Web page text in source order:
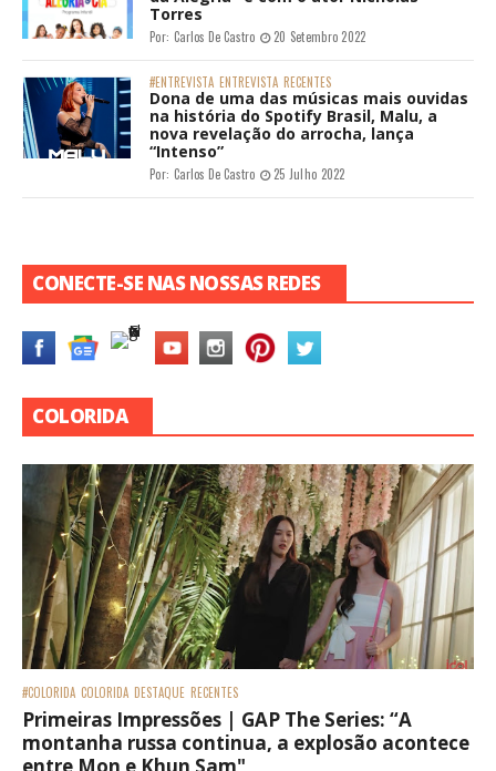
Torres
Por: Carlos De Castro 20 Setembro 2022
#ENTREVISTA ENTREVISTA RECENTES
Dona de uma das músicas mais ouvidas
na história do Spotify Brasil, Malu, a
nova revelação do arrocha, lança
“Intenso”
Por: Carlos De Castro 25 Julho 2022
CONECTE-SE NAS NOSSAS REDES
COLORIDA
#COLORIDA COLORIDA DESTAQUE RECENTES
Primeiras Impressões | GAP The Series: “A
montanha russa continua, a explosão acontece